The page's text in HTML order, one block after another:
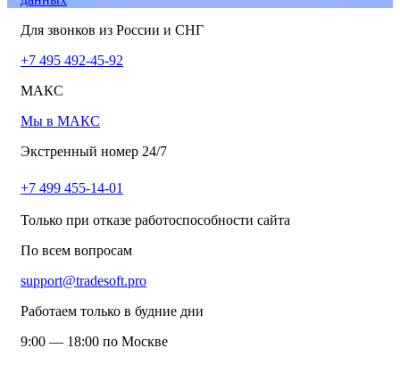
Для звонков из России и СНГ
+7 495 492-45-92
МАКС
Мы в МАКС
Экстренный номер 24/7
+7 499 455-14-01
Только при отказе работоспособности сайта
По всем вопросам
support@tradesoft.pro
Работаем только в будние дни
9:00 — 18:00 по Москве